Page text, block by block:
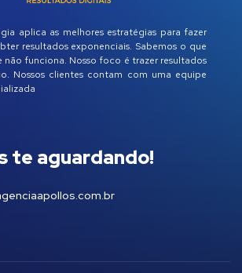
aplica as melhores estratégias para fazer
resultados exponenciais. Sabemos o que
não funciona. Nosso foco é trazer resultados
Nossos clientes contam com uma equipe
te aguardando!